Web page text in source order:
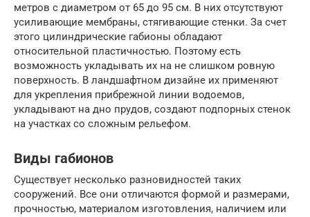
метров с диаметром от 65 до 95 см. В них отсутствуют
усиливающие мембраны, стягивающие стенки. За счет
этого цилиндрические габионы обладают
относительной пластичностью. Поэтому есть
возможность укладывать их на не слишком ровную
поверхность. В ландшафтном дизайне их применяют
для укрепления прибрежной линии водоемов,
укладывают на дно прудов, создают подпорных стенок
на участках со сложным рельефом.
Виды габионов
Существует несколько разновидностей таких
сооружений. Все они отличаются формой и размерами,
прочностью, материалом изготовления, наличием или